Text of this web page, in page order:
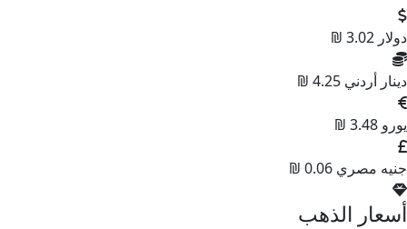
دولار 3.02 ₪
دينار أردني 4.25 ₪
يورو 3.48 ₪
جنيه مصري 0.06 ₪
أسعار الذهب